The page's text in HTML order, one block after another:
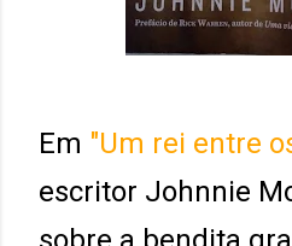
Em "Um rei entre
escritor Johnnie